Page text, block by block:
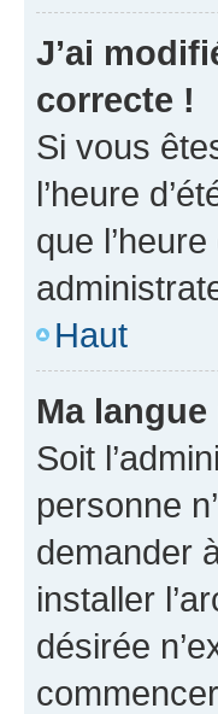
J’ai
correcte !
Si vous
l’heure
que
Haut
Ma
Soit
personne
demander
installer
désirée